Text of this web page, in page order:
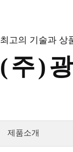
최고의 기술과 상
(주)
제품소개